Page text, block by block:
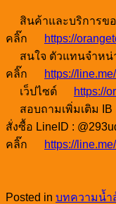
สินค้าและบริการข
คลิ๊ก
https://
สนใจ ตัวแทนจำหน่
คลิ๊ก
https://
เว็ปไซต์
https://
สอบถามเพิ่มเติม IB
สั่งซื้อ LineID :
คลิ๊ก
https://
Posted in บทความน้ำ